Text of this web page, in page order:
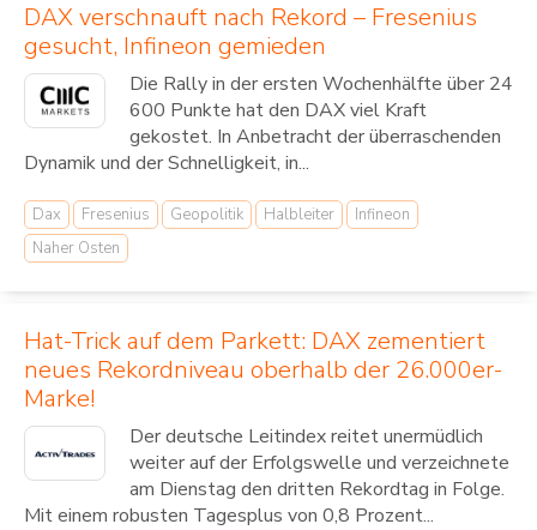
DAX verschnauft nach Rekord – Fresenius
gesucht, Infineon gemieden
Die Rally in der ersten Wochenhälfte über 24
600 Punkte hat den DAX viel Kraft
gekostet. In Anbetracht der überraschenden
Dynamik und der Schnelligkeit, in...
Dax Fresenius Geopolitik Halbleiter
Infineon
Naher Osten
Hat-Trick auf dem Parkett: DAX zementiert
neues Rekordniveau oberhalb der 26.000er-
Marke!
Der deutsche Leitindex reitet unermüdlich
weiter auf der Erfolgswelle und verzeichnete
am Dienstag den dritten Rekordtag in Folge.
Mit einem robusten Tagesplus von 0,8 Prozent...